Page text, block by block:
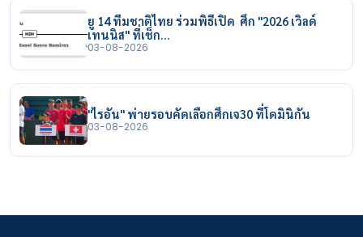
ยู 14 ทีมชาติไทย ร่วมพิธีเปิด ศึก "2026 เวิลด์
เทนนิส" ที่เช็ก…
03-08-2026
"ไรอัน" พ่ายรอบคัดเลือกศึกเจ30 ที่โดมินิกัน
03-08-2026